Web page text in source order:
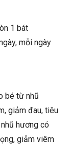
1 bát
mỗi ngày
bé từ nhũ
giảm đau, tiêu
hương có
giảm viêm